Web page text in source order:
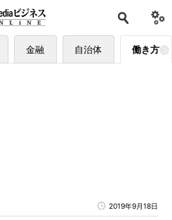
金融 自治体 働き方
2019年9月18日